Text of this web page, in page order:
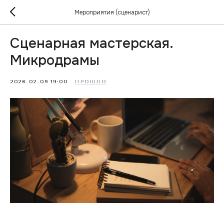
Мероприятия (сценарист)
Сценарная мастерская.
Микродрамы
2026-02-09 19:00 ПРОШЛО